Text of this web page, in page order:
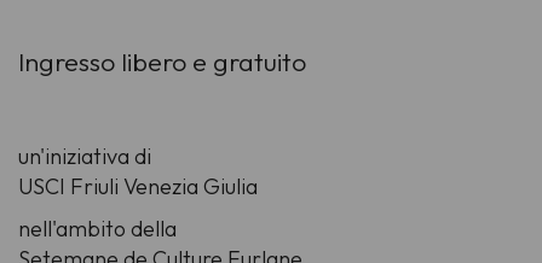
Ingresso libero e gratuito
un'iniziativa di
USCI Friuli Venezia Giulia
nell'ambito della